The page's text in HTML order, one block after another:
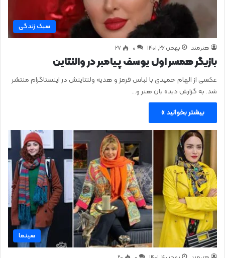
سبک زندگی
هنرمند بهمن ۲۶, ۱۴۰۱ 0 ۲۷
بازیگر همسر اول یوسف پیامبر در والنتاین
عکسی از الهام حمیدی با لباس قرمز و هدیه ولنتاینش در اینستاگرام منتشر
شد. به گزارش دیده بان هنر و…
بیشتر بخوانید »
سینما